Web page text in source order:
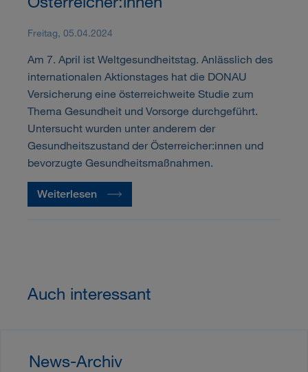
Freitag, 05.04.2024
Am 7. April ist Weltgesundheitstag. Anlässlich des
internationalen Aktionstages hat die DONAU
Versicherung eine österreichweite Studie zum
Thema Gesundheit und Vorsorge durchgeführt.
Untersucht wurden unter anderem der
Gesundheitszustand der Österreicher:innen und
bevorzugte Gesundheitsmaßnahmen.
Weiterlesen
Auch interessant
News-Archiv